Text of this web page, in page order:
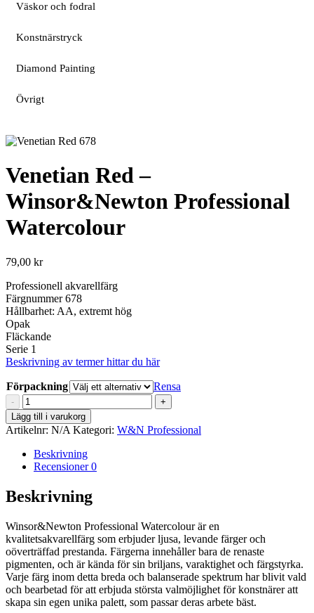
Väskor och fodral
Konstnärstryck
Diamond Painting
Övrigt
Venetian Red –
Winsor&Newton Professional
Watercolour
79,00 kr
Professionell akvarellfärg
Färgnummer 678
Hållbarhet: AA, extremt hög
Opak
Fläckande
Serie 1
Beskrivning av termer hittar du här
Förpackning Rensa
-
Venetian
Red
-
Winsor&Newton
Professional
Watercolour
mängd
+
Lägg till i varukorg
Artikelnr: N/A Kategori: W&N Professional
Beskrivning
Recensioner0
Beskrivning
Winsor&Newton Professional Watercolour är en
kvalitetsakvarellfärg som erbjuder ljusa, levande färger och
oöverträffad prestanda. Färgerna innehåller bara de renaste
pigmenten, och är kända för sin briljans, varaktighet och färgstyrka.
Varje färg inom detta breda och balanserade spektrum har blivit vald
och bearbetad för att erbjuda största valmöjlighet för konstnärer att
skapa sin egen unika palett, som passar deras arbete bäst.